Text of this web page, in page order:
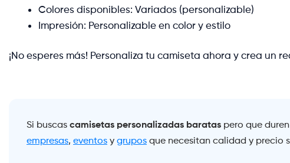
Colores disponibles: Variados (personalizable)
Impresión: Personalizable en color y estilo
¡No esperes más! Personaliza tu camiseta ahora y crea un
Si buscas camisetas personalizadas baratas pero que
empresas, eventos y grupos que necesitan calidad y precio